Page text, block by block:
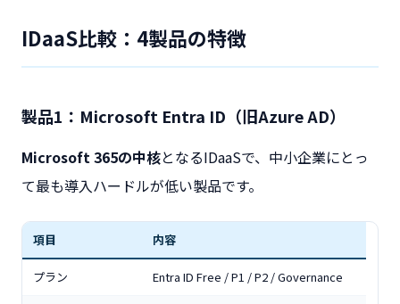
IDaaS比較：4製品の特徴
製品1：Microsoft Entra ID（旧Azure AD）
Microsoft 365の中核となるIDaaSで、中小企業にとっ
て最も導入ハードルが低い製品です。
項目 内容
プラン Entra ID Free / P1 / P2 / Governance